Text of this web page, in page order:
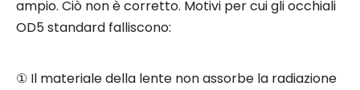
ampio. Ciò non è corretto. Motivi per cui gli occhiali
OD5 standard falliscono:
① Il materiale della lente non assorbe la radiazione